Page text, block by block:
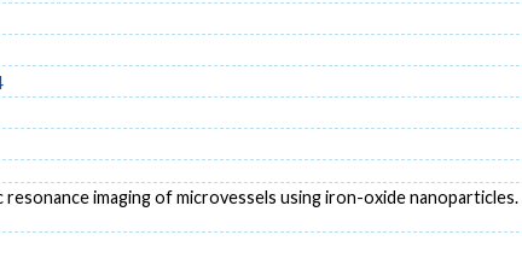
resonance imaging of microvessels using iron-oxide nanoparticles.